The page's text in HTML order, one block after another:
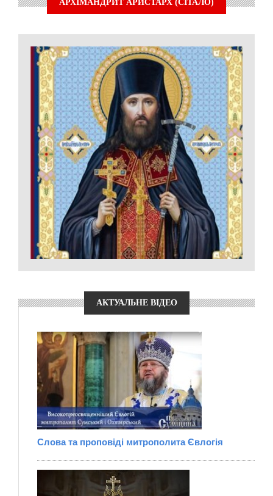
АРХІМАНДРИТ АРИСТАРХ (СІТАЛО)
АКТУАЛЬНЕ ВІДЕО
Слова та проповіді митрополита Євлогія